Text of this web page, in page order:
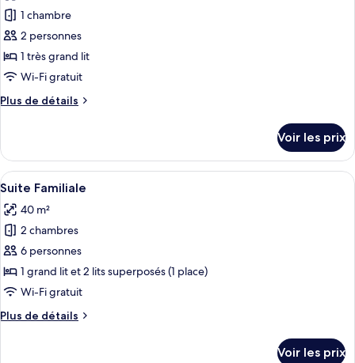
pour
ce
type
de
chambre :
Chambre
1 chambre
2 personnes
1 très grand lit
Wi-Fi gratuit
Plus de détails
Plus
le
type
de
Chambre
Double
Voir les prix
Afficher
toutes
les
photos
pour
ce
type
chambre :
Une chambre à coucher bien
5
Suite Familiale
40 m²
2 chambres
6 personnes
1 grand lit et 2 lits superposés (1 place)
Wi-Fi gratuit
Plus de détails
Plus
Voir les prix